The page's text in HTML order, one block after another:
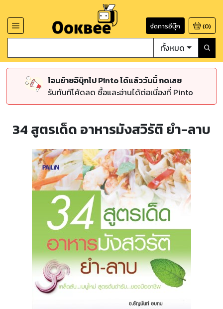
จัดการอีบุ๊ก (0)
ทั้งหมด
โอนย้ายอีบุ๊กไป Pinto ได้แล้ววันนี้ กดเลย
รับทันทีโค้ดลด ซื้อและอ่านได้ต่อเนื่องที่ Pinto
34 สูตรเด็ด อาหารมังสวิรัติ ยำ-ลาบ